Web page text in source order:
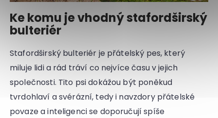
Ke komu je vhodný stafordširský
bulteriér
Stafordširský bulteriér je přátelský pes, který
miluje lidi a rád tráví co nejvíce času v jejich
společnosti. Tito psi dokážou být poněkud
tvrdohlaví a svérázní, tedy i navzdory přátelské
povaze a inteligenci se doporučují spíše